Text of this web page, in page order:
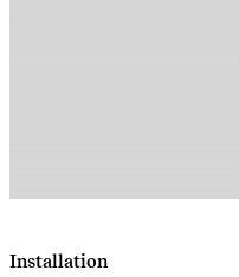
Installation